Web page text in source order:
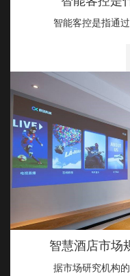
智能客控是指通
智慧酒店市场
据市场研究机构